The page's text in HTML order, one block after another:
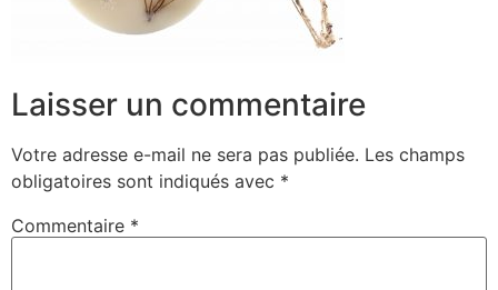
Laisser un commentaire
Votre adresse e-mail ne sera pas publiée. Les champs
obligatoires sont indiqués avec *
Commentaire *